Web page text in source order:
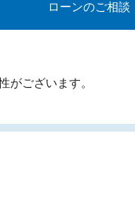
ローンのご相談
がございます。